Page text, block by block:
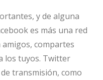
y de alguna
es más una red
compartes
los tuyos. Twitter
transmisión, como